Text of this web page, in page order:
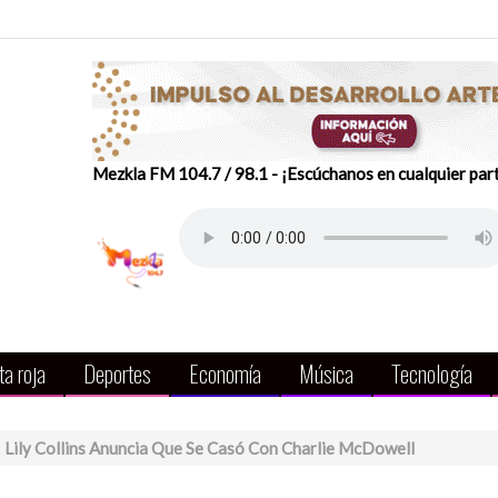
Mezkla FM 104.7 / 98.1 - ¡Escúchanos en cualquier
roja Deportes Economía Música Tecnología
Lily Collins Anuncia Que Se Casó Con Charlie McDowell